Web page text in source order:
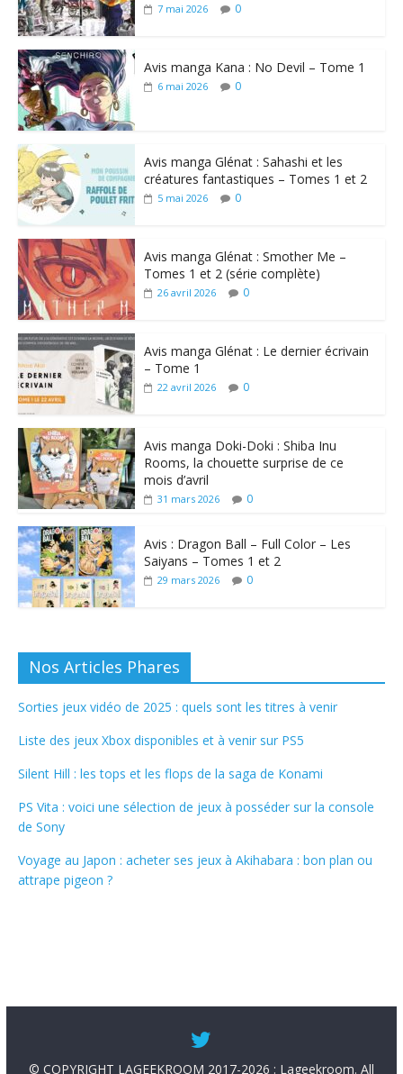
7 mai 2026 0
Avis manga Kana : No Devil – Tome 1
6 mai 2026 0
Avis manga Glénat : Sahashi et les
créatures fantastiques – Tomes 1 et 2
5 mai 2026 0
Avis manga Glénat : Smother Me –
Tomes 1 et 2 (série complète)
26 avril 2026 0
Avis manga Glénat : Le dernier écrivain
– Tome 1
22 avril 2026 0
Avis manga Doki-Doki : Shiba Inu
Rooms, la chouette surprise de ce
mois d’avril
31 mars 2026 0
Avis : Dragon Ball – Full Color – Les
Saiyans – Tomes 1 et 2
29 mars 2026 0
Nos Articles Phares
Sorties jeux vidéo de 2025 : quels sont les titres à venir
Liste des jeux Xbox disponibles et à venir sur PS5
Silent Hill : les tops et les flops de la saga de Konami
PS Vita : voici une sélection de jeux à posséder sur la console
de Sony
Voyage au Japon : acheter ses jeux à Akihabara : bon plan ou
attrape pigeon ?
© COPYRIGHT LAGEEKROOM 2017-2026 : Lageekroom. All